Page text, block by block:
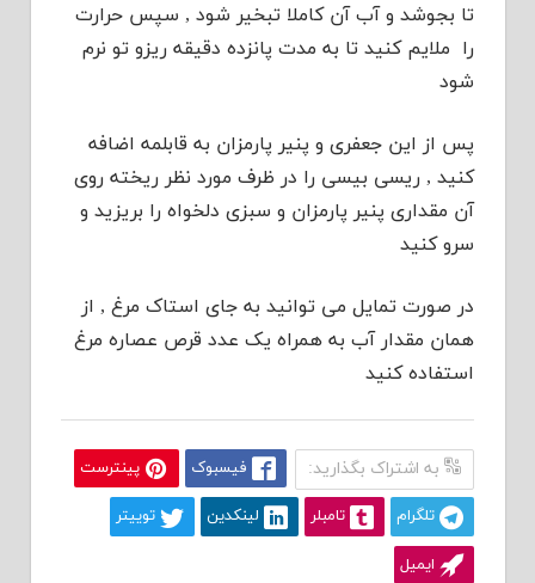
تا بجوشد و آب آن کاملا تبخیر شود , سپس حرارت
را ملایم کنید تا به مدت پانزده دقیقه ریزو تو نرم
شود
پس از این جعفری و پنیر پارمزان به قابلمه اضافه
کنید , ریسی بیسی را در ظرف مورد نظر ریخته روی
آن مقداری پنیر پارمزان و سبزی دلخواه را بریزید و
سرو کنید
در صورت تمایل می توانید به جای استاک مرغ , از
همان مقدار آب به همراه یک عدد قرص عصاره مرغ
استفاده کنید
به اشتراک بگذارید: فیسبوک پینترست
تلگرام تامبلر لینکدین توییتر
ایمیل